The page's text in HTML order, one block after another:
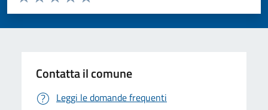
Valuta 5 stelle su 5
Valuta 4 stelle su 5
Valuta 3 stelle su 5
Valuta 2 stelle su 5
Valuta 1 stelle su 5
Contatta il comune
Leggi le domande frequenti